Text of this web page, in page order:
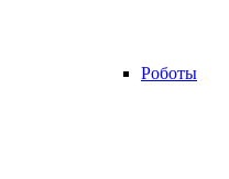
Роботы